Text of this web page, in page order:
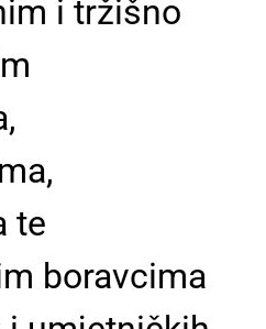
i tržišno
te
boravcima